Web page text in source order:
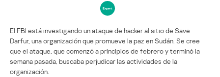
El FBI está investigando un ataque de hacker al sitio de Save
Darfur, una organización que promueve la paz en Sudán. Se cree
que el ataque, que comenzó a principios de febrero y terminó la
semana pasada, buscaba perjudicar las actividades de la
organización.